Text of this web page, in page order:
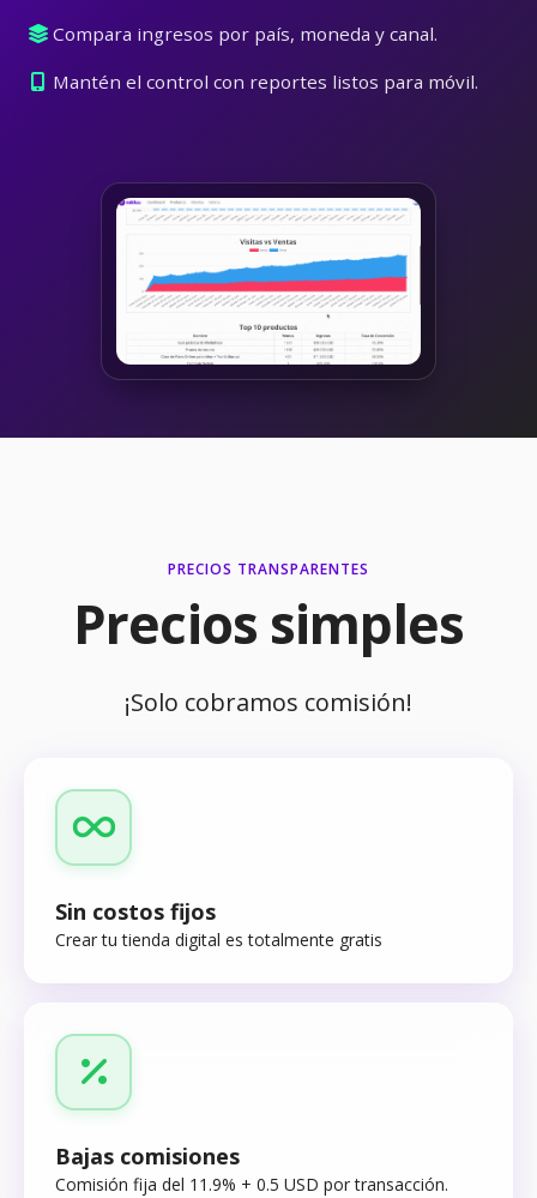
Compara ingresos por país, moneda y canal.
Mantén el control con reportes listos para móvil.
PRECIOS TRANSPARENTES
Precios simples
¡Solo cobramos comisión!
Sin costos fijos
Crear tu tienda digital es totalmente gratis
Bajas comisiones
Comisión fija del 11.9% + 0.5 USD por transacción.